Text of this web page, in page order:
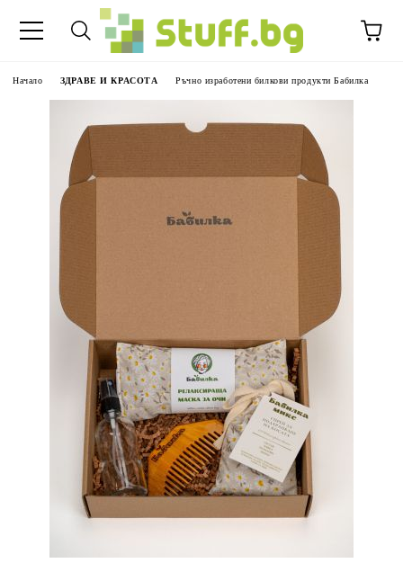
Начало ЗДРАВЕ И КРАСОТА Ръчно изработени билкови продукти Бабилка